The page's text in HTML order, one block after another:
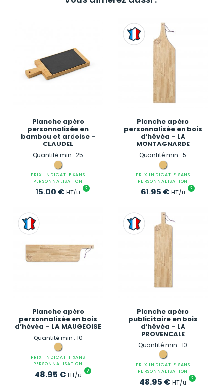
Planche apéro
personnalisée en
bambou et ardoise –
CLAUDEL
Quantité min : 25
PRIX INDICATIF SANS
PERSONNALISATION
15.00 € HT/u ?
Planche apéro
personnalisée en bois
d’hévéa – LA
MONTAGNARDE
Quantité min : 5
PRIX INDICATIF SANS
PERSONNALISATION
61.95 € HT/u ?
Planche apéro
personnalisée en bois
d’hévéa – LA MAUGEOISE
Quantité min : 10
PRIX INDICATIF SANS
PERSONNALISATION
48.95 € HT/u ?
Planche apéro
publicitaire en bois
d’hévéa – LA
PROVENCALE
Quantité min : 10
PRIX INDICATIF SANS
PERSONNALISATION
48.95 € HT/u ?